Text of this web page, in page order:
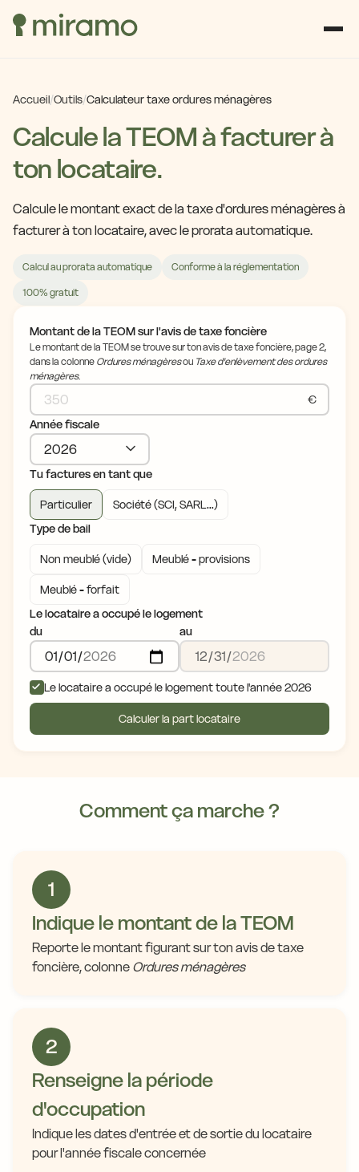
Accueil/Outils/Calculateur taxe ordures ménagères
Calcule la TEOM à facturer à
ton locataire.
Calcule le montant exact de la taxe d'ordures ménagères à
facturer à ton locataire, avec le prorata automatique.
Calcul au prorata automatique Conforme à la réglementation
100% gratuit
Montant de la TEOM sur l'avis de taxe foncière
Le montant de la TEOM se trouve sur ton avis de taxe foncière, page 2,
dans la colonne Ordures ménagèresou Taxe d'enlèvement des ordures
ménagères.
€
Année fiscale
Tu factures en tant que
Particulier
Société (SCI, SARL...)
Type de bail
Non meublé (vide) Meublé - provisions
Meublé - forfait
Le locataire a occupé le logement
du
au
Le locataire a occupé le logement toute l'année 2026
Calculer la part locataire
Comment ça marche ?
1
Indique le montant de la TEOM
Reporte le montant figurant sur ton avis de taxe
foncière, colonne Ordures ménagères
2
Renseigne la période
d'occupation
Indique les dates d'entrée et de sortie du locataire
pour l'année fiscale concernée